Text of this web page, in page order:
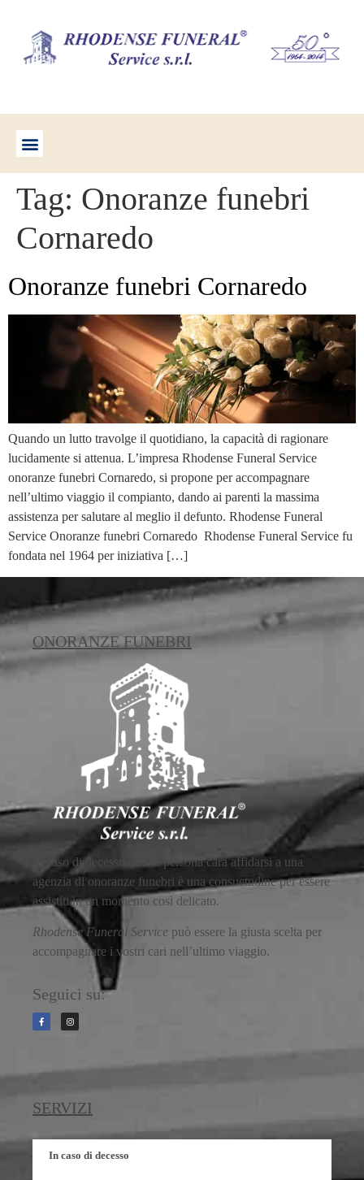
Tag: Onoranze funebri
Cornaredo
Onoranze funebri Cornaredo
Quando un lutto travolge il quotidiano, la capacità di ragionare
lucidamente si attenua. L’impresa Rhodense Funeral Service
onoranze funebri Cornaredo, si propone per accompagnare
nell’ultimo viaggio il compianto, dando ai parenti la massima
assistenza per salutare al meglio il defunto. Rhodense Funeral
Service Onoranze funebri Cornaredo Rhodense Funeral Service fu
fondata nel 1964 per iniziativa […]
ONORANZE FUNEBRI
In caso di decesso di una persona cara affidarsi a una
agenzia di onoranze funebri è una consuetudine per essere
assistiti in un momento così delicato.
Rhodense Funeral Service può essere la giusta scelta per
accompagnare i vostri cari nell’ultimo viaggio.
Seguici su:
SERVIZI
In caso di decesso